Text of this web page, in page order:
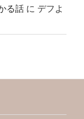
る話 に デフよ